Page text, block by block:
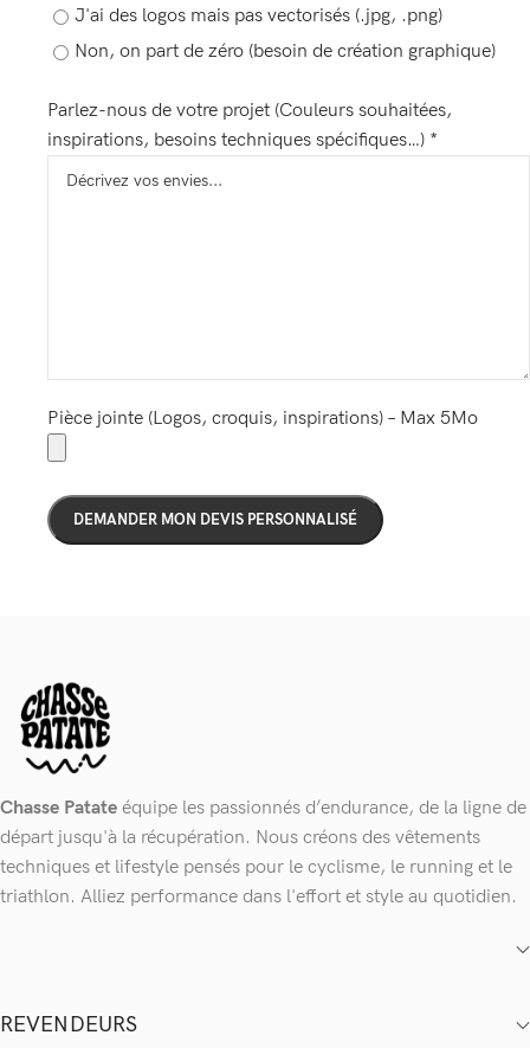
J'ai des logos mais pas vectorisés (.jpg, .png)
Non, on part de zéro (besoin de création graphique)
Parlez-nous de votre projet (Couleurs souhaitées,
inspirations, besoins techniques spécifiques…) *
Pièce jointe (Logos, croquis, inspirations) – Max 5Mo
Chasse Patate équipe les passionnés d’endurance, de la ligne de
départ jusqu'à la récupération. Nous créons des vêtements
techniques et lifestyle pensés pour le cyclisme, le running et le
triathlon. Alliez performance dans l'effort et style au quotidien.
REVENDEURS